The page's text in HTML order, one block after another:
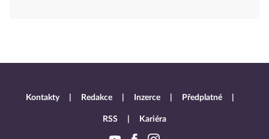
Kontakty Redakce Inzerce Předplatné
RSS Kariéra